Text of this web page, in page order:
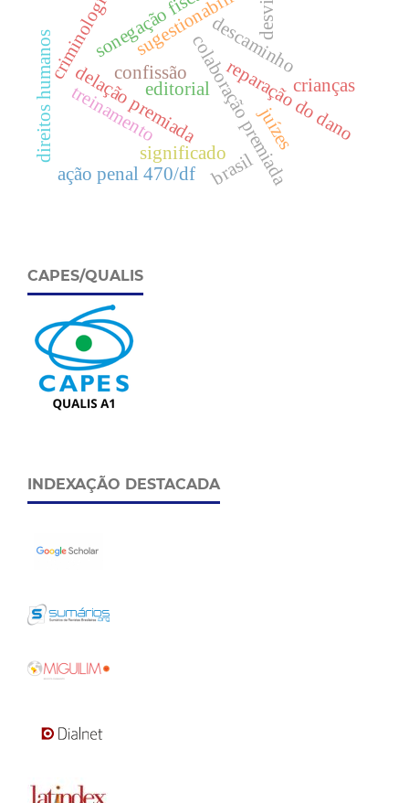
colaboração premiada
delação premiada
confissão reparação do dano
sonegação fiscaldescaminho
desvio
significado
criminologia
editorial
brasil
direitos humanos treinamento crianças
juízes
ação penal 470/df
CAPES/QUALIS
INDEXAÇÃO DESTACADA